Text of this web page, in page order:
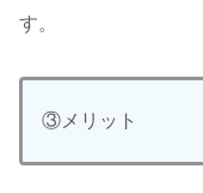
す。
③メリット